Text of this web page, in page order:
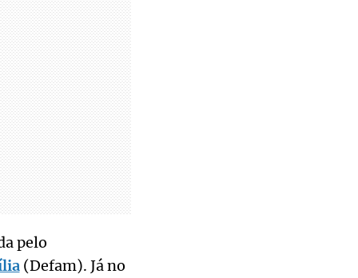
pelo
(Defam). Já no